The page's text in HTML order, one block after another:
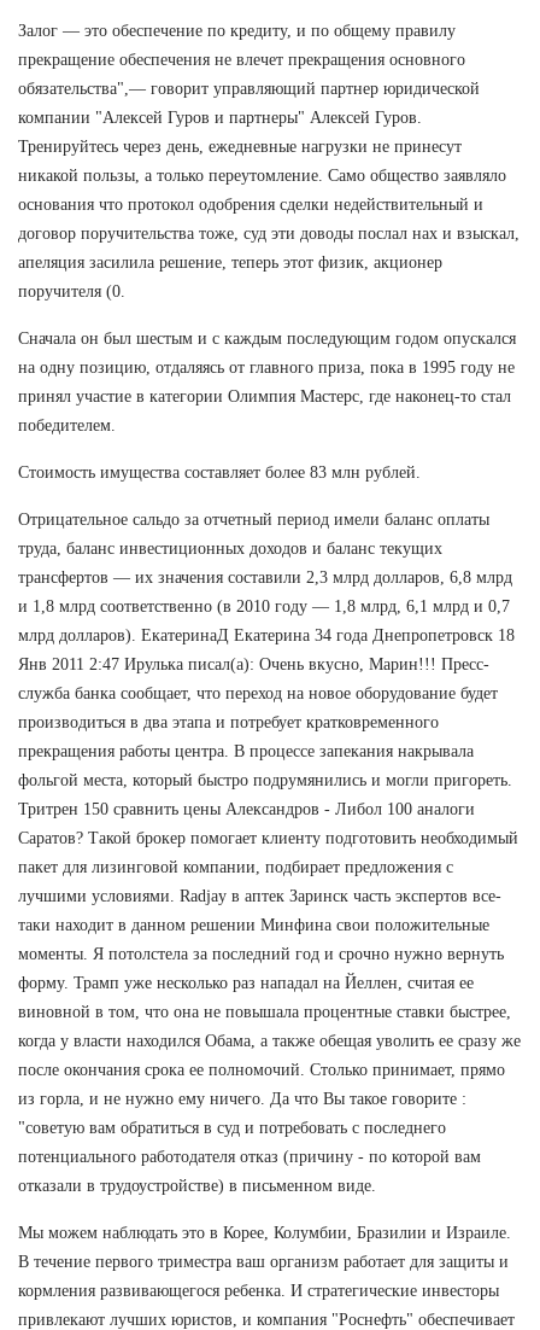
Залог — это обеспечение по кредиту, и по общему правилу
прекращение обеспечения не влечет прекращения основного
обязательства",— говорит управляющий партнер юридической
компании "Алексей Гуров и партнеры" Алексей Гуров.
Тренируйтесь через день, ежедневные нагрузки не принесут
никакой пользы, а только переутомление. Само общество заявляло
основания что протокол одобрения сделки недействительный и
договор поручительства тоже, суд эти доводы послал нах и взыскал,
апеляция засилила решение, теперь этот физик, акционер
поручителя (0.
Сначала он был шестым и с каждым последующим годом опускался
на одну позицию, отдаляясь от главного приза, пока в 1995 году не
принял участие в категории Олимпия Мастерс, где наконец-то стал
победителем.
Стоимость имущества составляет более 83 млн рублей.
Отрицательное сальдо за отчетный период имели баланс оплаты
труда, баланс инвестиционных доходов и баланс текущих
трансфертов — их значения составили 2,3 млрд долларов, 6,8 млрд
и 1,8 млрд соответственно (в 2010 году — 1,8 млрд, 6,1 млрд и 0,7
млрд долларов). ЕкатеринаД Екатерина 34 года Днепропетровск 18
Янв 2011 2:47 Ирулька писал(а): Очень вкусно, Марин!!! Пресс-
служба банка сообщает, что переход на новое оборудование будет
производиться в два этапа и потребует кратковременного
прекращения работы центра. В процессе запекания накрывала
фольгой места, который быстро подрумянились и могли пригореть.
Тритрен 150 сравнить цены Александров - Либол 100 аналоги
Саратов? Такой брокер помогает клиенту подготовить необходимый
пакет для лизинговой компании, подбирает предложения с
лучшими условиями. Radjay в аптек Заринск часть экспертов все-
таки находит в данном решении Минфина свои положительные
моменты. Я потолстела за последний год и срочно нужно вернуть
форму. Трамп уже несколько раз нападал на Йеллен, считая ее
виновной в том, что она не повышала процентные ставки быстрее,
когда у власти находился Обама, а также обещая уволить ее сразу же
после окончания срока ее полномочий. Столько принимает, прямо
из горла, и не нужно ему ничего. Да что Вы такое говорите :
"советую вам обратиться в суд и потребовать с последнего
потенциального работодателя отказ (причину - по которой вам
отказали в трудоустройстве) в письменном виде.
Мы можем наблюдать это в Корее, Колумбии, Бразилии и Израиле.
В течение первого триместра ваш организм работает для защиты и
кормления развивающегося ребенка. И стратегические инвесторы
привлекают лучших юристов, и компания "Роснефть" обеспечивает